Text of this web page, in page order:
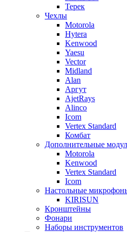
Терек
Чехлы
Motorola
Hytera
Kenwood
Yaesu
Vector
Midland
Alan
Аргут
AjetRays
Alinco
Icom
Vertex Standard
Комбат
Дополнительные
Motorola
Kenwood
Vertex Standard
Icom
Настольные
KIRISUN
Кронштейны
Фонари
Наборы инструментов